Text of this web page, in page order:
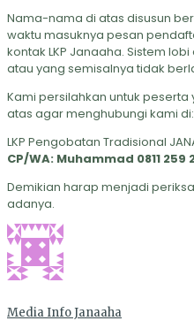
Nama-nama di atas disusun
waktu masuknya pesan
kontak LKP Janaaha. Sistem
atau yang semisalnya tidak
Kami persilahkan untuk peserta
atas agar menghubungi kami di:
LKP Pengobatan Tradisional
CP/WA: Muhammad 0811
Demikian harap menjadi
adanya.
Media Info Janaaha